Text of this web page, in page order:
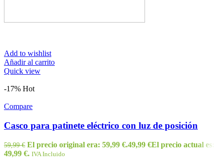
Add to wishlist
Añadir al carrito
Quick view
-17% Hot
Compare
Casco para patinete eléctrico con luz de posición
59,99€ El precio original era: 59,99 €.49,99 €El precio actual es:
49,99 €. IVA Incluido